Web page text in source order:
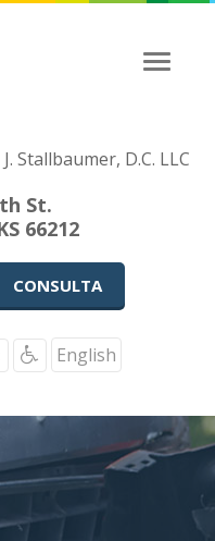
Stallbaumer, D.C. LLC
St.
66212
CONSULTA
English